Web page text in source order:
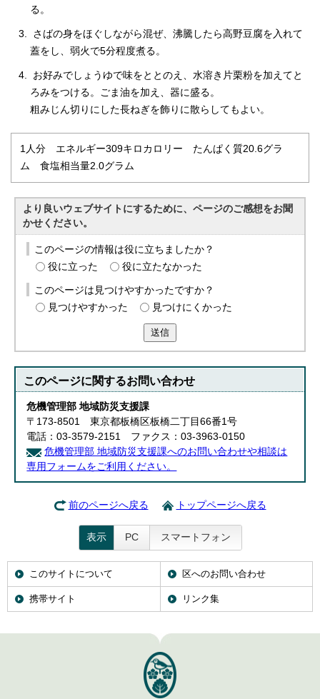
る。
さばの身をほぐしながら混ぜ、沸騰したら高野豆腐を入れて
蓋をし、弱火で5分程度煮る。
お好みでしょうゆで味をととのえ、水溶き片栗粉を加えてと
ろみをつける。ごま油を加え、器に盛る。
粗みじん切りにした長ねぎを飾りに散らしてもよい。
1人分 エネルギー309キロカロリー たんぱく質20.6グラ
ム 食塩相当量2.0グラム
より良いウェブサイトにするために、ページのご感想をお聞
かせください。
このページの情報は役に立ちましたか？
役に立った
役に立たなかった
このページは見つけやすかったですか？
見つけやすかった
見つけにくかった
送信
このページに関するお問い合わせ
危機管理部 地域防災支援課
〒173-8501 東京都板橋区板橋二丁目66番1号
電話：03-3579-2151 ファクス：03-3963-0150
危機管理部 地域防災支援課へのお問い合わせや相談は
専用フォームをご利用ください。
前のページへ戻る トップページへ戻る
表示 PC スマートフォン
このサイトについて 区へのお問い合わせ
携帯サイト リンク集